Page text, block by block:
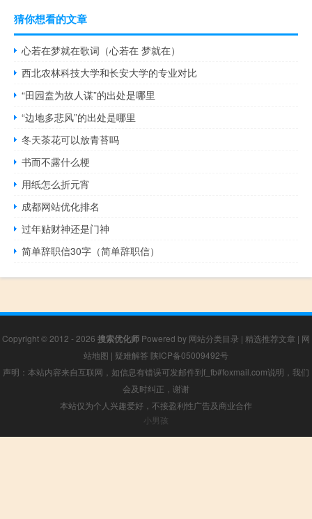
猜你想看的文章
心若在梦就在歌词（心若在 梦就在）
西北农林科技大学和长安大学的专业对比
“田园盍为故人谋”的出处是哪里
“边地多悲风”的出处是哪里
冬天茶花可以放青苔吗
书而不露什么梗
用纸怎么折元宵
成都网站优化排名
过年贴财神还是门神
简单辞职信30字（简单辞职信）
Copyright © 2012 - 2026 搜索优化师 Powered by 网站分类目录 | 精选推荐文章 | 网
站地图 | 疑难解答 陕ICP备05009492号
声明：本站内容来自互联网，如信息有错误可发邮件到f_fb#foxmail.com说明，我们
会及时纠正，谢谢
本站仅为个人兴趣爱好，不接盈利性广告及商业合作
小男孩